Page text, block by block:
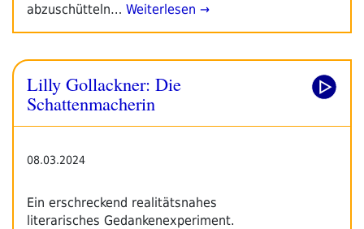
abzuschütteln… Weiterlesen →
Lilly Gollackner: Die
Schattenmacherin
08.03.2024
Ein erschreckend realitätsnahes
literarisches Gedankenexperiment.